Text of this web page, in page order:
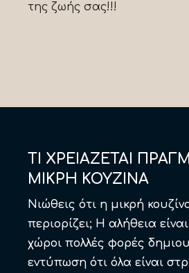
της ζωής σας!!!
ΤΙ ΧΡΕΙΑΖΕΤΑΙ
ΜΙΚΡΗ ΚΟΥΖΙΝΑ
Νιώθεις ότι η μικρή
περιορίζει; Η αλήθεια είναι
χώροι πολλές φορές
εντύπωση ότι όλα είναι